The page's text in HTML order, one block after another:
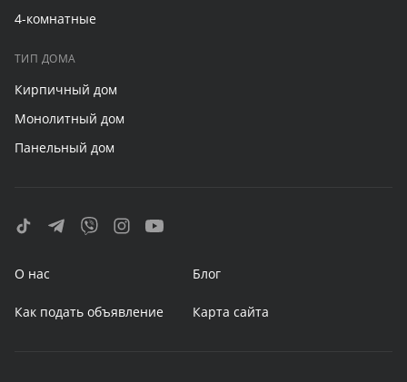
4-комнатные
ТИП ДОМА
Кирпичный дом
Монолитный дом
Панельный дом
О нас Блог
Как подать объявление Карта сайта